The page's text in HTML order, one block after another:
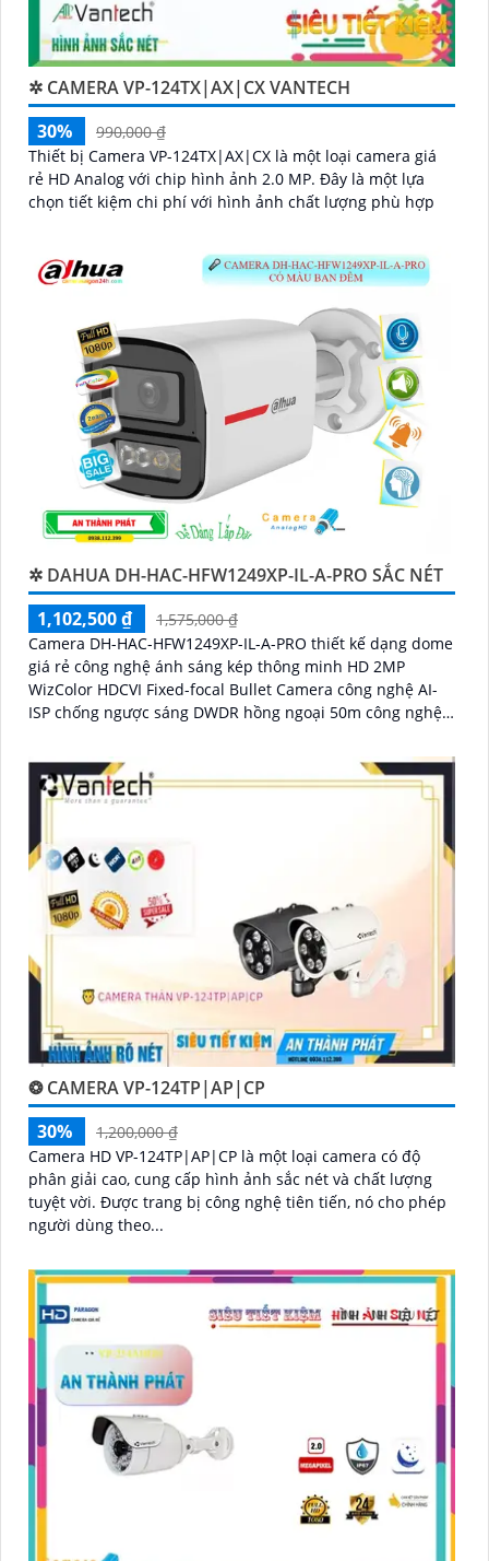
✲ CAMERA VP-124TX|AX|CX VANTECH
30%
990,000 ₫
Thiết bị Camera VP-124TX|AX|CX là một loại camera giá
rẻ HD Analog với chip hình ảnh 2.0 MP. Đây là một lựa
chọn tiết kiệm chi phí với hình ảnh chất lượng phù hợp
✲ DAHUA DH-HAC-HFW1249XP-IL-A-PRO SẮC NÉT
1,102,500 ₫
1,575,000 ₫
Camera DH-HAC-HFW1249XP-IL-A-PRO thiết kế dạng dome
giá rẻ công nghệ ánh sáng kép thông minh HD 2MP
WizColor HDCVI Fixed-focal Bullet Camera công nghệ AI-
ISP chống ngược sáng DWDR hồng ngoại 50m công nghệ
kho hàng nhà xưởng
❂ CAMERA VP-124TP|AP|CP
30%
1,200,000 ₫
Camera HD VP-124TP|AP|CP là một loại camera có độ
phân giải cao, cung cấp hình ảnh sắc nét và chất lượng
tuyệt vời. Được trang bị công nghệ tiên tiến, nó cho phép
người dùng theo...